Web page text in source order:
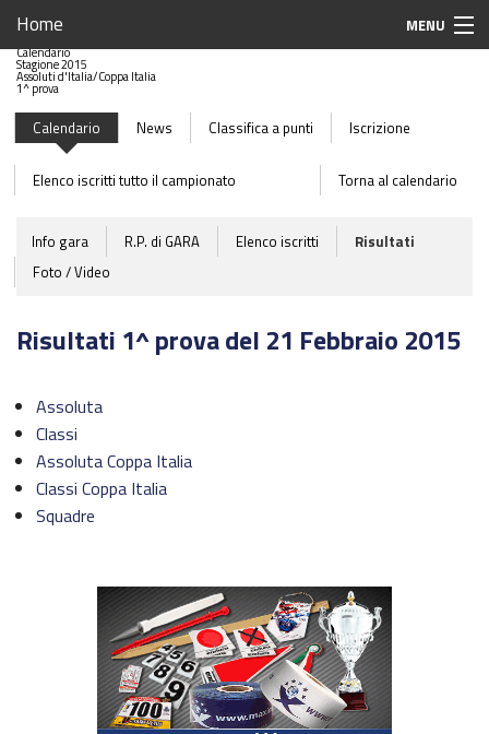
Home MENU
Home
Iscrizioni Gare
Calendario 2021
Sponsor
Piloti Enduro
Breaking News
ISDE
X-CUP Motocross Marketing – Galfer
Challenge KTM Enduro Major
Calendario
Stagione 2015
Assoluti d'Italia/Coppa Italia
1^ prova
Calendario News Classifica a punti Iscrizione
Elenco iscritti tutto il campionato Torna al calendario
Info gara R.P. di GARA Elenco iscritti
Risultati
Foto / Video
Risultati 1^ prova del 21 Febbraio 2015
Assoluta
Classi
Assoluta Coppa Italia
Classi Coppa Italia
Squadre